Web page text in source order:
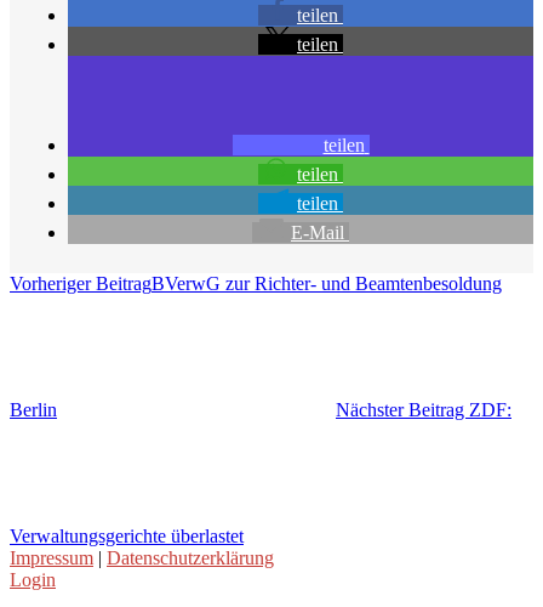
teilen
teilen
teilen
teilen
teilen
E-Mail
Vorheriger BeitragBVerwG zur Richter- und Beamtenbesoldung
Berlin Nächster Beitrag ZDF:
Verwaltungsgerichte überlastet
Impressum | Datenschutzerklärung
Login